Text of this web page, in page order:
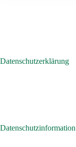
Datenschutzerklärung
Datenschutzinformation